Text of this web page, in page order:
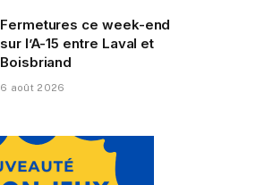
Fermetures ce week-end
sur l’A-15 entre Laval et
Boisbriand
6 août 2026